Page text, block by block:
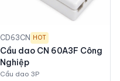
CD63CN HOT
Cầu dao CN 60A3F Công
Nghiệp
Cầu dao 3P